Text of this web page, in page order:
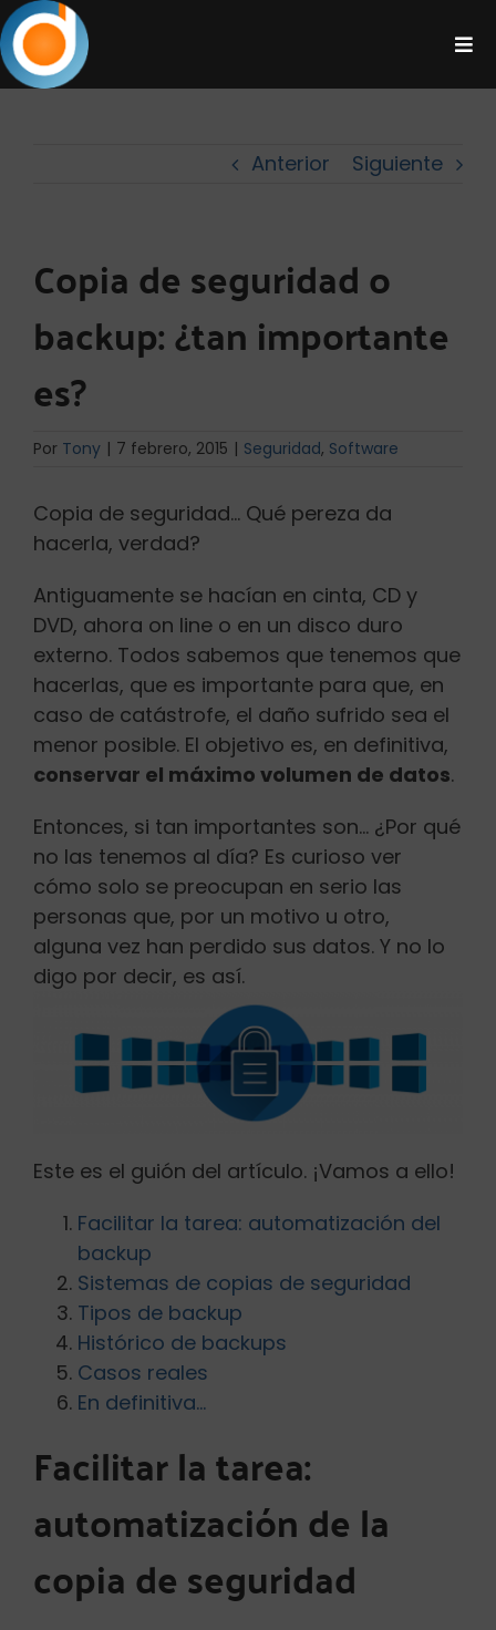
Saltar
al
contenido
Kit Digital
Servicios
Buscar:
Anterior Siguiente
Copia de seguridad o
backup: ¿tan importante
es?
Por Tony | 7 febrero, 2015 | Seguridad, Software
Copia de seguridad… Qué pereza da
hacerla, verdad?
Antiguamente se hacían en cinta, CD y
DVD, ahora on line o en un disco duro
externo. Todos sabemos que tenemos que
hacerlas, que es importante para que, en
caso de catástrofe, el daño sufrido sea el
menor posible. El objetivo es, en definitiva,
conservar el máximo volumen de datos.
Entonces, si tan importantes son… ¿Por qué
no las tenemos al día? Es curioso ver
cómo solo se preocupan en serio las
personas que, por un motivo u otro,
alguna vez han perdido sus datos. Y no lo
digo por decir, es así.
Este es el guión del artículo. ¡Vamos a ello!
Facilitar la tarea: automatización del
backup
Sistemas de copias de seguridad
Tipos de backup
Histórico de backups
Casos reales
En definitiva…
Facilitar la tarea:
automatización de la
copia de seguridad